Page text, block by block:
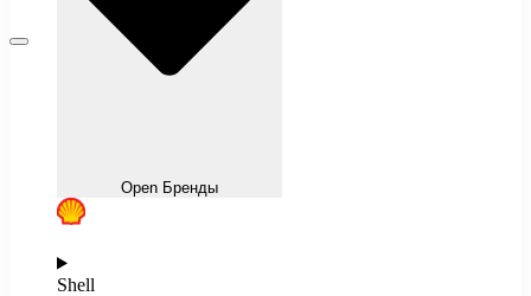
Open Бренды
Shell